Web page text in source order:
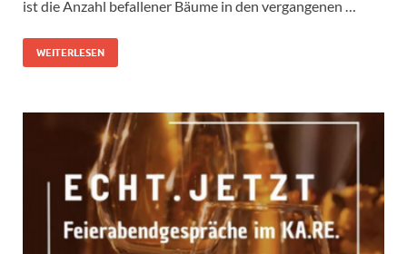
ist die Anzahl befallener Bäume in den vergangenen …
WEITERLESEN